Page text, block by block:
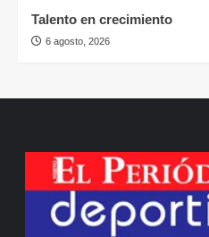
Talento en crecimiento
6 agosto, 2026